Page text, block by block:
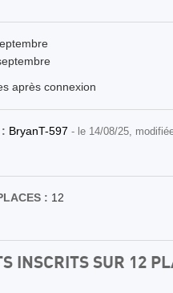
après connexion
BryanT-597 - le 14/08/25,
: 12
INSCRITS SUR 12